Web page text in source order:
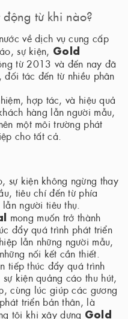
từ khi nào?
về dịch vụ cung cấp
sự kiện, Gold
từ 2013 và đến nay đã
đối tác đến từ nhiều phân
hợp tác, và hiệu quả
hàng lẫn người mẫu,
một môi trường phát
cho tất cả.
sự kiện không ngừng thay
tiêu chí đến từ phía
người tiêu thụ.
mong muốn trở thành
đẩy quá trình phát triển
lẫn những người mẫu,
nối kết cần thiết.
tiếp thúc đẩy quá trình
kiện quảng cáo thu hút,
cùng lúc giúp các gương
triển bản thân, là
tôi khi xây dựng Gold